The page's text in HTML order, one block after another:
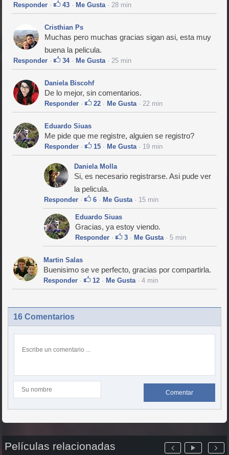
Responder · 43 · Me Gusta · 28 min
Cristhian Ps
Muchas pero muchas gracias sigan asi, esta muy
buena la pelicula.
Responder · 34· Me Gusta · 25 min
Daniela Biscohf
De lo mejor, sin comentarios.
Responder · 22 · Me Gusta · 22 min
Eduardo Siuas
Me pide que me registre, alguien se registro?
Responder · 15 · Me Gusta · 19 min
Daniela Molla
Si, es necesario registrarse. Asi pude ver
la pelicula.
Responder · 6 · Me Gusta · 15 min
Eduardo Siuas
Gracias, ya estoy viendo.
Responder · 3 · Me Gusta · 5 min
Martin Salas
Buenisimo se ve perfecto, gracias por compartirla.
Responder · 12 · Me Gusta · 4 min
16 Comentarios
Comentar
Películas relacionadas